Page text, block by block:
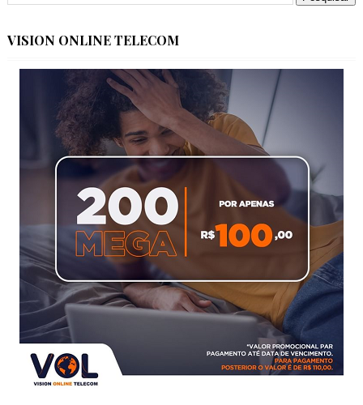
VISION ONLINE TELECOM